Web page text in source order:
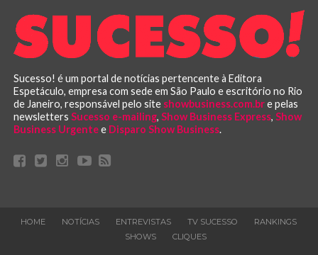
Sucesso! é um portal de notícias pertencente à Editora
Espetáculo, empresa com sede em São Paulo e escritório no Rio
de Janeiro, responsável pelo site showbusiness.com.bre pelas
newsletters Sucesso e-mailing, Show Business Express, Show
Business Urgentee Disparo Show Business.
HOME NOTÍCIAS ENTREVISTAS TV SUCESSO
RANKINGS
SHOWS
CLIQUES